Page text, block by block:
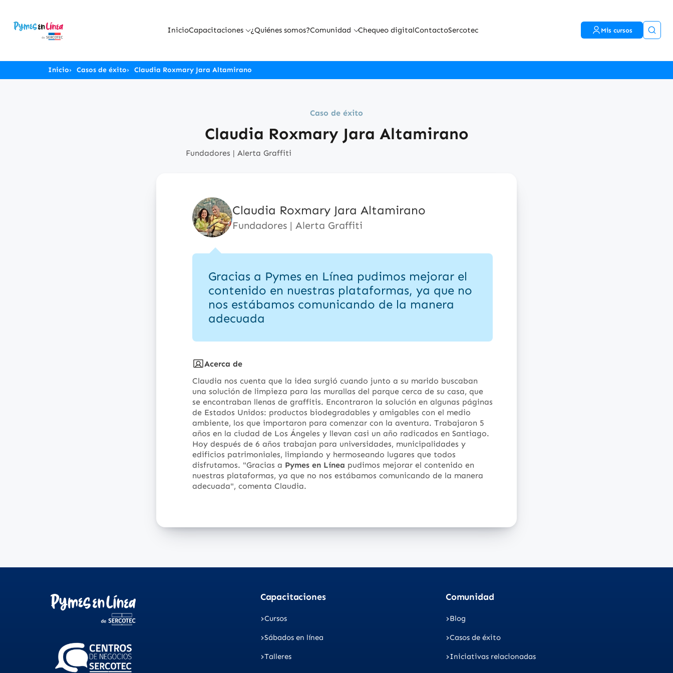
InicioCapacitaciones ¿Quiénes somos?Comunidad Chequeo digitalContactoSercotec Mis cursos
Inicio Casos de éxito Claudia Roxmary Jara Altamirano
Caso de éxito
Claudia Roxmary Jara Altamirano
Fundadores | Alerta Graffiti
Claudia Roxmary Jara Altamirano
Fundadores | Alerta Graffiti
Gracias a Pymes en Línea pudimos mejorar el
contenido en nuestras plataformas, ya que no
nos estábamos comunicando de la manera
adecuada
Acerca de
Claudia nos cuenta que la idea surgió cuando junto a su marido buscaban
una solución de limpieza para las murallas del parque cerca de su casa, que
se encontraban llenas de graffitis. Encontraron la solución en algunas páginas
de Estados Unidos: productos biodegradables y amigables con el medio
ambiente, los que importaron para comenzar con la aventura. Trabajaron 5
años en la ciudad de Los Ángeles y llevan casi un año radicados en Santiago.
Hoy después de 6 años trabajan para universidades, municipalidades y
edificios patrimoniales, limpiando y hermoseando lugares que todos
disfrutamos. "Gracias a Pymes en Línea pudimos mejorar el contenido en
nuestras plataformas, ya que no nos estábamos comunicando de la manera
adecuada", comenta Claudia.
Capacitaciones
Cursos
Sábados en línea
Talleres
Comunidad
Blog
Casos de éxito
Iniciativas relacionadas